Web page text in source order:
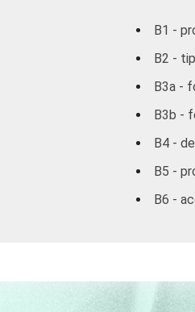
Base:
Fonte:
B1 -
B2 -
B3a -
B3b -
B4 -
B5 -
B6 -